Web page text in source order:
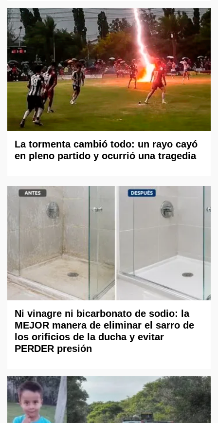
La tormenta cambió todo: un rayo cayó
en pleno partido y ocurrió una tragedia
Ni vinagre ni bicarbonato de sodio: la
MEJOR manera de eliminar el sarro de
los orificios de la ducha y evitar
PERDER presión